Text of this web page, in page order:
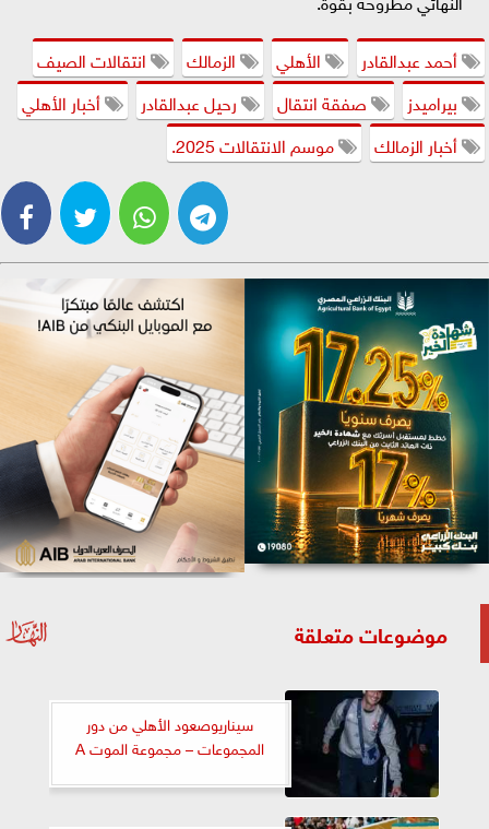
أحمد عبدالقادر
الأهلي الزمالك
انتقالات الصيف
بيراميدز
صفقة انتقال رحيل عبدالقادر
أخبار الأهلي
أخبار الزمالك
موسم الانتقالات 2025.
موضوعات متعلقة
سيناريوصعود الأهلي من دور
المجموعات – مجموعة الموت A